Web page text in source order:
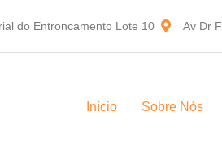
do Entroncamento Lote 10 Av Dr
Início Sobre Nós